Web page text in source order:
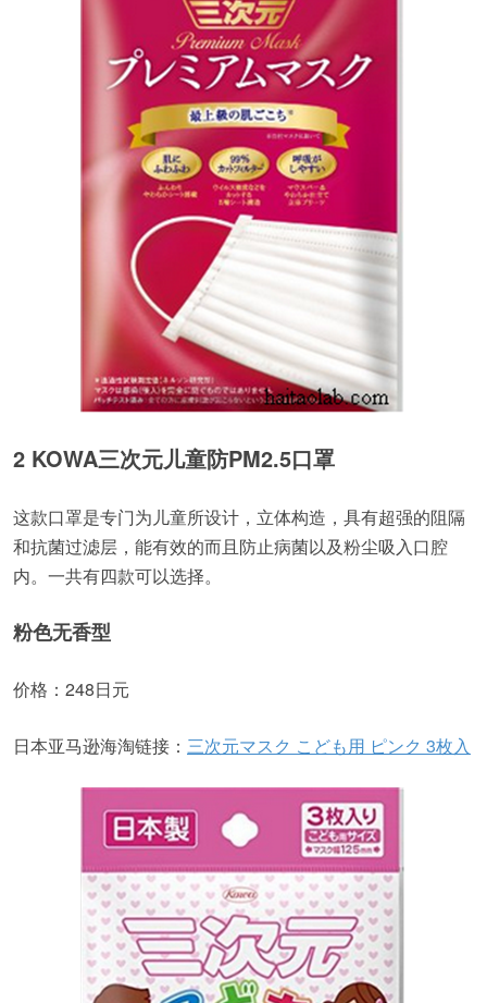
2 KOWA三次元儿童防PM2.5口罩
这款口罩是专门为儿童所设计，立体构造，具有超强的阻隔
和抗菌过滤层，能有效的而且防止病菌以及粉尘吸入口腔
内。一共有四款可以选择。
粉色无香型
价格：248日元
日本亚马逊海淘链接： 三次元マスク こども用 ピンク 3枚入